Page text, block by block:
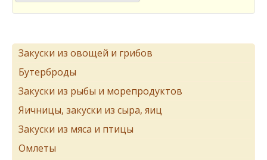
Закуски из овощей и грибов
Бутерброды
Закуски из рыбы и морепродуктов
Яичницы, закуски из сыра, яиц
Закуски из мяса и птицы
Омлеты